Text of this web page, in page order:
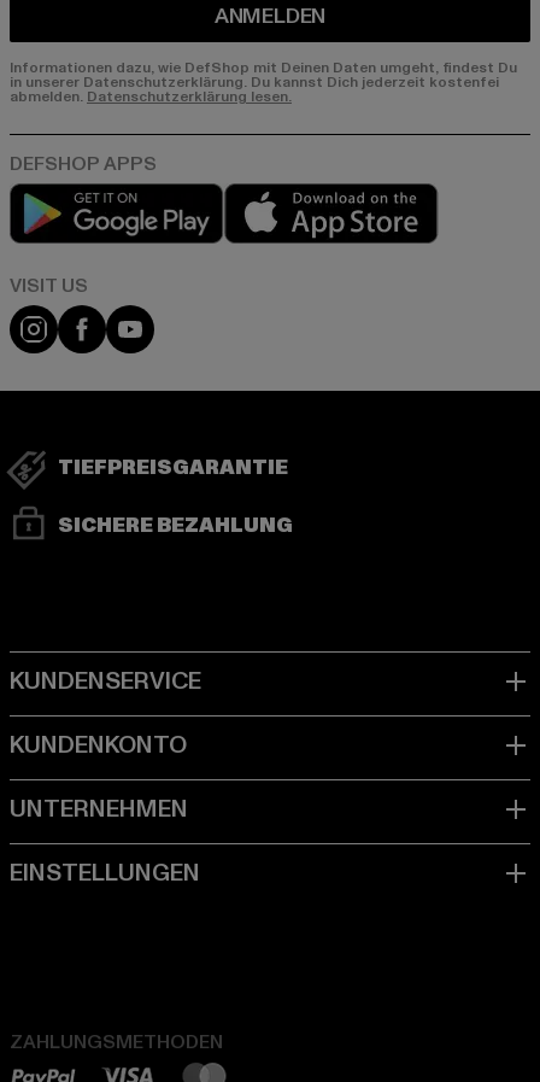
ANMELDEN
Informationen dazu, wie DefShop mit Deinen Daten umgeht, findest Du
in unserer Datenschutzerklärung. Du kannst Dich jederzeit kostenfei
abmelden. Datenschutzerklärung lesen.
Play market
Visit our Instagram page:
Visit our Facebook page:
Visit our YouTube channel:
TIEFPREISGARANTIE
SICHERE BEZAHLUNG
ZAHLUNGSMETHODEN